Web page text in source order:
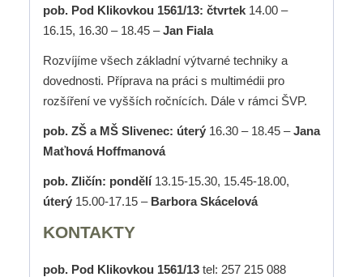
pob. Pod Klikovkou 1561/13: čtvrtek 14.00 –
16.15, 16.30 – 18.45 –Jan Fiala
Rozvíjíme všech základní výtvarné techniky a
dovednosti. Příprava na práci s multimédii pro
rozšíření ve vyšších ročnících. Dále v rámci ŠVP.
pob. ZŠ a MŠ Slivenec: úterý 16.30 – 18.45 –Jana
Maťhová Hoffmanová
pob. Zličín: pondělí 13.15-15.30, 15.45-18.00,
úterý 15.00-17.15 – Barbora Skácelová
KONTAKTY
pob. Pod Klikovkou 1561/13 tel: 257 215 088